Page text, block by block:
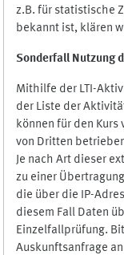
z.B. für statistische
bekannt ist, klären
Sonderfall Nutzung
Mithilfe der LTI-
der Liste der
können für den
von Dritten
Je nach Art dieser
zu einer
die über die IP-
diesem Fall Daten
Einzelfallprüfung.
Auskunftsanfrage